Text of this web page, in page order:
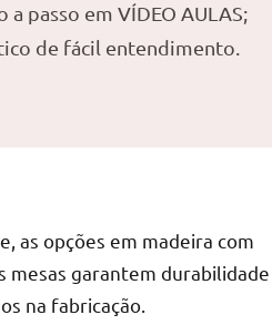
passo em VÍDEO AULAS;
de fácil entendimento.
as opções em madeira com
mesas garantem durabilidade
na fabricação.